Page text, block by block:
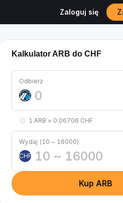
Zaloguj się
Kalkulator ARB do CHF
Odbierz
1 ARB ≈ 0.06706 CHF
Wydaj (10 ~ 16000)
CHF
Kup ARB